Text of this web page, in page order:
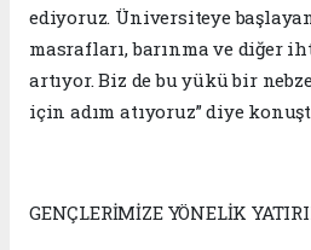
ediyoruz. Üniversiteye
masrafları, barınma ve diğer
artıyor. Biz de bu yükü bir
için adım atıyoruz” diye
GENÇLERİMİZE YÖNELİK